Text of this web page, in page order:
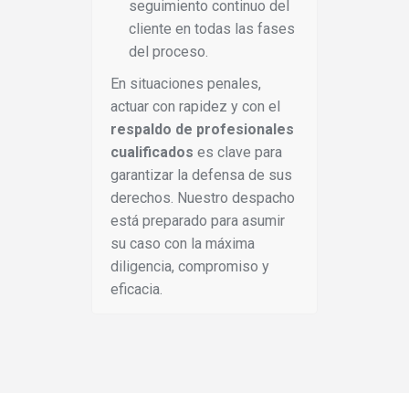
seguimiento continuo del
cliente en todas las fases
del proceso.
En situaciones penales,
actuar con rapidez y con el
respaldo de profesionales
cualificados es clave para
garantizar la defensa de sus
derechos. Nuestro despacho
está preparado para asumir
su caso con la máxima
diligencia, compromiso y
eficacia.